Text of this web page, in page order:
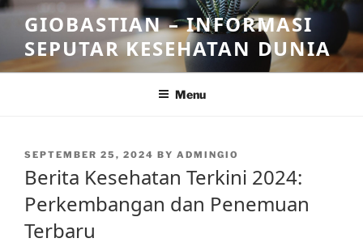
Skip
content
GIOBASTIAN – INFORMASI
SEPUTAR KESEHATAN DUNIA
Menu
POSTED
SEPTEMBER 25, 2024 BY ADMINGIO
Berita Kesehatan Terkini 2024:
Perkembangan dan Penemuan
Terbaru